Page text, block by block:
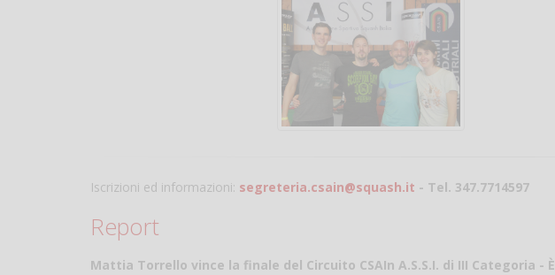
Iscrizioni ed informazioni: segreteria.csain@squash.it - Tel. 347.7714597
Report
Mattia Torrello vince la finale del Circuito CSAIn A.S.S.I. di III Categoria - È